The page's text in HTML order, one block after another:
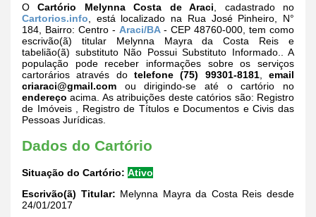
OCartório Melynna Costa de Araci , cadastrado no
Cartorios.info , está localizado na Rua José Pinheiro, N°
184, Bairro: Centro - Araci/BA- CEP 48760-000, tem como
escrivão(ã) titular Melynna Mayra da Costa Reis e
tabelião(ã) substituto Não Possui Substituto Informado.. A
população pode receber informações sobre os serviços
cartorários através do telefone (75) 99301-8181,email
criaraci@gmail.com ou dirigindo-se até o cartório no
endereço acima. As atribuições deste catórios são: Registro
de Imóveis , Registro de Títulos e Documentos e Civis das
Pessoas Jurídicas.
Dados do Cartório
Situação do Cartório: Ativo
Escrivão(ã) Titular: Melynna Mayra da Costa Reis desde
24/01/2017